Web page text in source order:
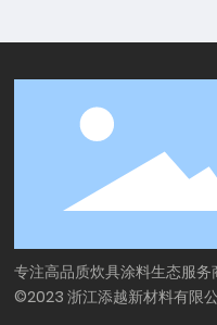
专注高品质炊具涂料生态服务
©2023 浙江添越新材料有限